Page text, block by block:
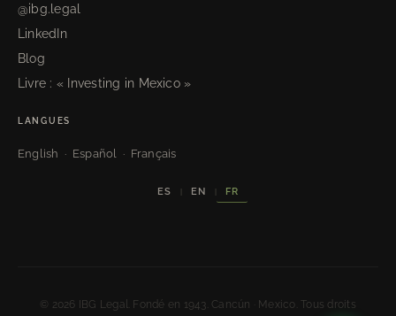
@ibg.legal
LinkedIn
Blog
Livre : « Investing in Mexico »
LANGUES
English · Español · Français
ES EN FR
© 2026 IBG Legal. Fondé en 1943. Cancún · Mexico. Tous droits